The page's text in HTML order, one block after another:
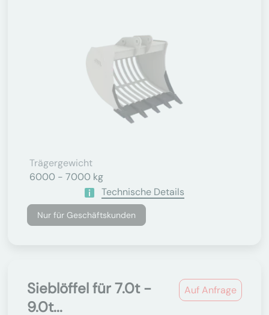
Trägergewicht
6000 - 7000 kg
Technische Details
Nur für Geschäftskunden
Auf Anfrage
Sieblöffel für 7.0t -
9.0t...